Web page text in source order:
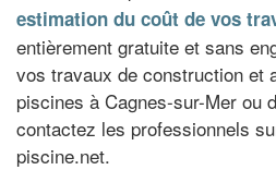
estimation du coût de vos
entièrement gratuite et sans
vos travaux de construction et
piscines à Cagnes-sur-Mer ou
contactez les professionnels
piscine.net.